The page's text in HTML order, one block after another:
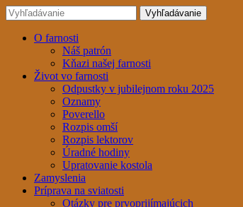
O farnosti
Náš patrón
Kňazi našej farnosti
Život vo farnosti
Odpustky v jubilejnom roku 2025
Oznamy
Poverello
Rozpis omší
Rozpis lektorov
Úradné hodiny
Upratovanie kostola
Zamyslenia
Príprava na sviatosti
Otázky pre prvoprijímajúcich